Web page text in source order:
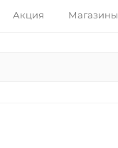
Акция Магазины